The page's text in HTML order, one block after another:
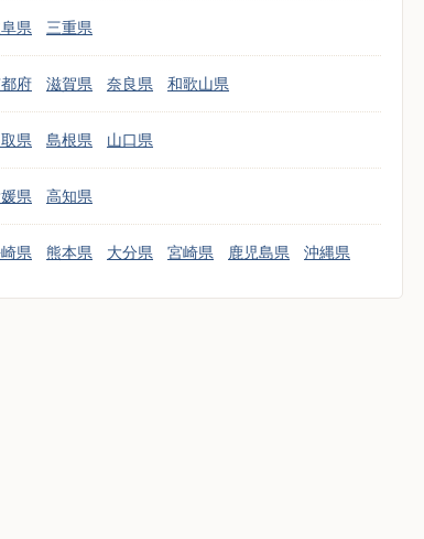
県 三重県
府 滋賀県 奈良県 和歌山県
県 島根県 山口県
県 高知県
県 熊本県 大分県 宮崎県 鹿児島県 沖縄県